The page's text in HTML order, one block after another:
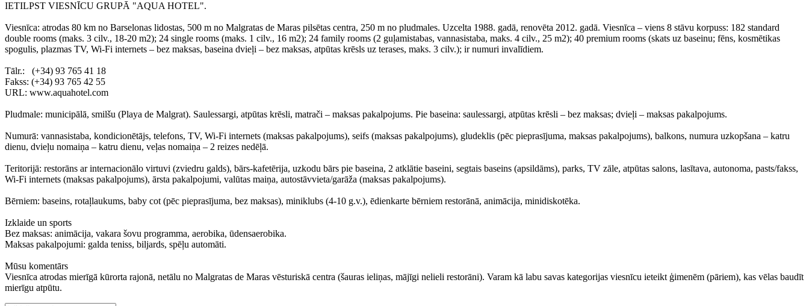
IETILPST VIESNĪCU GRUPĀ "AQUA HOTEL".
Viesnīca: atrodas 80 km no Barselonas lidostas, 500 m no Malgratas de Maras pilsētas centra, 250 m no pludmales. Uzcelta 1988. gadā, renovēta 2012. gadā. Viesnīca – viens 8 stāvu korpuss: 182 standard
double rooms (maks. 3 cilv., 18-20 m2); 24 single rooms (maks. 1 cilv., 16 m2); 24 family rooms (2 guļamistabas, vannasistaba, maks. 4 cilv., 25 m2); 40 premium rooms (skats uz baseinu; fēns, kosmētikas
spogulis, plazmas TV, Wi-Fi internets – bez maksas, baseina dvieļi – bez maksas, atpūtas krēsls uz terases, maks. 3 cilv.); ir numuri invalīdiem.
Tālr.: (+34) 93 765 41 18
Fakss: (+34) 93 765 42 55
URL: www.aquahotel.com
Pludmale: municipālā, smilšu (Playa de Malgrat). Saulessargi, atpūtas krēsli, matrači – maksas pakalpojums. Pie baseina: saulessargi, atpūtas krēsli – bez maksas; dvieļi – maksas pakalpojums.
Numurā: vannasistaba, kondicionētājs, telefons, TV, Wi-Fi internets (maksas pakalpojums), seifs (maksas pakalpojums), gludeklis (pēc pieprasījuma, maksas pakalpojums), balkons, numura uzkopšana – katru
dienu, dvieļu nomaiņa – katru dienu, veļas nomaiņa – 2 reizes nedēļā.
Teritorijā: restorāns ar internacionālo virtuvi (zviedru galds), bārs-kafetērija, uzkodu bārs pie baseina, 2 atklātie baseini, segtais baseins (apsildāms), parks, TV zāle, atpūtas salons, lasītava, autonoma, pasts/fakss,
Wi-Fi internets (maksas pakalpojums), ārsta pakalpojumi, valūtas maiņa, autostāvvieta/garāža (maksas pakalpojums).
Bērniem: baseins, rotaļlaukums, baby cot (pēc pieprasījuma, bez maksas), miniklubs (4-10 g.v.), ēdienkarte bērniem restorānā, animācija, minidiskotēka.
Izklaide un sports
Bez maksas: animācija, vakara šovu programma, aerobika, ūdensaerobika.
Maksas pakalpojumi: galda teniss, biljards, spēļu automāti.
Mūsu komentārs
Viesnīca atrodas mierīgā kūrorta rajonā, netālu no Malgratas de Maras vēsturiskā centra (šauras ieliņas, mājīgi nelieli restorāni). Varam kā labu savas kategorijas viesnīcu ieteikt ģimenēm (pāriem), kas vēlas baudīt
mierīgu atpūtu.